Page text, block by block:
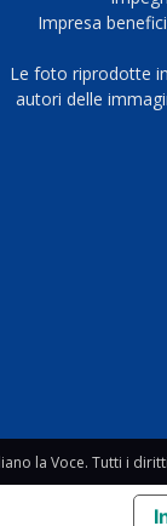
Impresa
Le foto riprodotte
autori delle
la Voce. Tutti i